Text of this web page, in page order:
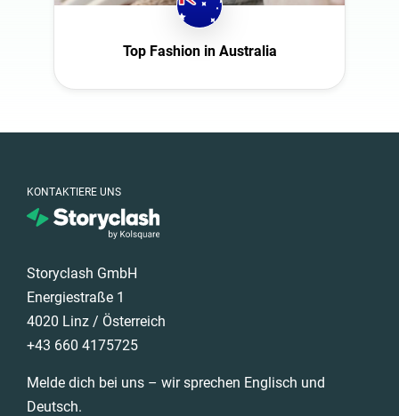
Ecuador
Großbritannien
New Zealand
Norwegen
Polen
Portugal
Rumänien
Saudi Arabia
Natur
Politik
Technologie
Top Fashion in Australia
KONTAKTIERE UNS
Storyclash GmbH
Energiestraße 1
4020 Linz / Österreich
+43 660 4175725
Melde dich bei uns – wir sprechen Englisch und
Deutsch.